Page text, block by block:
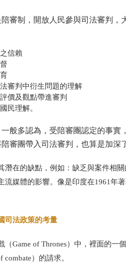
審制，開放人民參與司法審判，
信賴
審判中衍生問題的理解
價及觀點帶進審判
民理解。
般多認為，受陪審團認定的事
審團帶入司法審判，也算是加深
潛在的缺點，例如：缺乏與案件相
流媒體的影響。像是印度在1961年
司法政策的考量
（Game of Thrones） 中，裡面的一
combate） 的請求。